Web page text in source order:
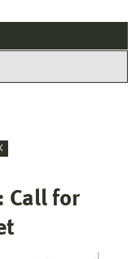
Call for